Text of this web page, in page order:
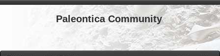
Paleontica Community